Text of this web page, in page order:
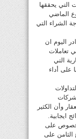
التي يحققها
الماضي
الشراء التي
اليوم ان
تعاملات
التي
على أداء
وأن الكثير
ايجابية.
على
الثامن على